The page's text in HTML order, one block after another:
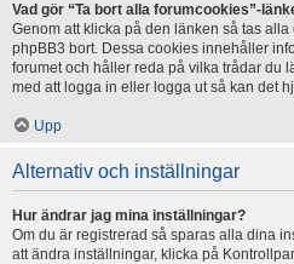
Vad gör “Ta bort alla forumcookies”-
Genom att klicka på den länken så tas
phpBB3 bort. Dessa cookies innehåller
forumet och håller reda på vilka trådar du
med att logga in eller logga ut så kan det
Upp
Alternativ och inställningar
Hur ändrar jag mina inställningar?
Om du är registrerad så sparas alla dina
att ändra inställningar, klicka på